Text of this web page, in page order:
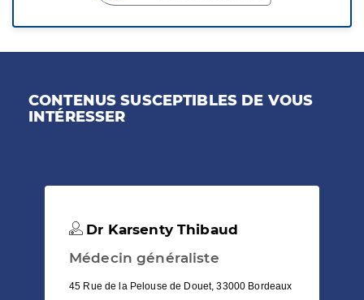
CONTENUS SUSCEPTIBLES DE VOUS
INTÉRESSER
Dr Karsenty Thibaud
Médecin généraliste
45 Rue de la Pelouse de Douet, 33000 Bordeaux